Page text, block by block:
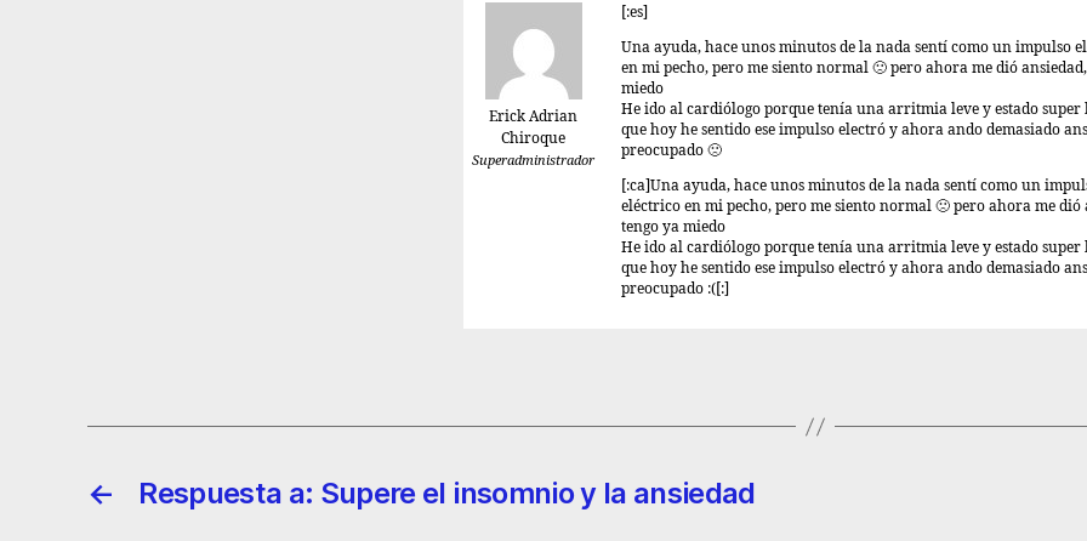
Erick Adrian
Chiroque
Superadministrador
[:es]
Una ayuda, hace unos minutos de la nada sentí como un impulso
en mi pecho, pero me siento normal 🙁 pero ahora me dió
miedo
He ido al cardiólogo porque tenía una arritmia leve y estado super
que hoy he sentido ese impulso electró y ahora ando demasiado
preocupado 🙁
[:ca]Una ayuda, hace unos minutos de la nada sentí como un
eléctrico en mi pecho, pero me siento normal 🙁 pero ahora me dió
tengo ya miedo
He ido al cardiólogo porque tenía una arritmia leve y estado super
que hoy he sentido ese impulso electró y ahora ando demasiado
preocupado :([:]
← Respuesta a: Supere el insomnio y la ansiedad